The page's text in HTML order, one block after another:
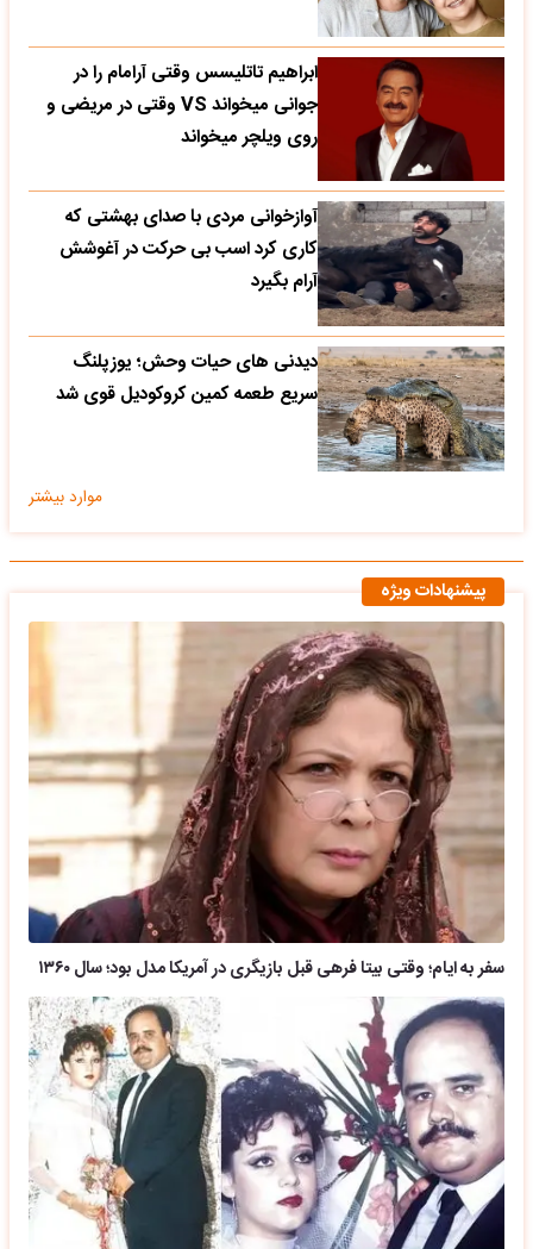
ابراهیم تاتلیسس وقتی آرامام را در
جوانی میخواند VS وقتی در مریضی و
روی ویلچر میخواند
آوازخوانی مردی با صدای بهشتی که
کاری کرد اسب بی حرکت در آغوشش
آرام بگیرد
دیدنی های حیات وحش؛ یوزپلنگ
سریع طعمه کمین کروکودیل قوی شد
موارد بیشتر
پیشنهادات ویژه
سفر به ایام؛ وقتی بیتا فرهی قبل بازیگری در آمریکا مدل بود؛ سال ۱۳۶۰